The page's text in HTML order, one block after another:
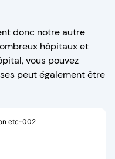
donc notre autre
hôpitaux et
vous pouvez
peut également être